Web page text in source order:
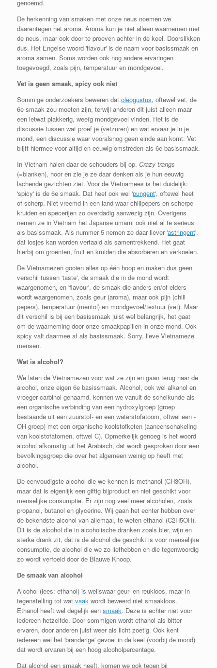
genoemd.
De herkenning van smaken met onze neus noemen we
daarentegen het aroma. Aroma kun je niet alleen waarnemen met
de neus, maar ook door te proeven achter in de keel. Doorslikken
dus. Het Engelse woord 'flavour' is de naam voor basissmaak en
aroma samen. Soms worden ook nog andere ervaringen
toegevoegd, zoals pijn, temperatuur en mondgevoel.
Vet is geen smaak, spicy ook niet
Sommige onderzoekers beweren dat oleogustus, oftewel vet, de
6e smaak zou moeten zijn, terwijl anderen dit juist alleen maar
een ietwat plakkerig, weeïg mondgevoel vinden. Het is de
discussie tussen wat proef je (vetzuren) en wat ervaar je in je
mond, een discussie waar vooralsnog geen einde aan komt. Vet
blijft hiermee voor altijd en eeuwig omstreden als 6e basissmaak.
In Vietnam halen daar de schouders bij op. Crazy trangs
(=blanken), hoor en zie je ze daar denken als je hun eeuwig
lachende gezichten ziet. Voor de Vietnamees is het duidelijk:
'spicy' is de 6e smaak. Dat heet ook wel 'pungent', oftewel heet
of scherp. Niet vreemd in een land waar chilipepers en scherpe
kruiden en specerijen zo overdadig aanwezig zijn. Overigens
nemen ze in Vietnam het Japanse umami ook niet al te serieus
als basissmaak. Als nummer 5 nemen ze daar liever 'astringent',
dat losjes kan worden vertaald als samentrekkend. Het gaat
hierbij om groenten, fruit en kruiden die absorberen en verkoelen.
De Vietnamezen gooien alles op één hoop en maken dus geen
verschil tussen 'taste', de smaak die in de mond wordt
waargenomen, en 'flavour', de smaak die anders en/of elders
wordt waargenomen, zoals geur (aroma), maar ook pijn (chili
pepers), temperatuur (mentol) en mondgevoel/textuur (vet). Maar
dit verschil is bij een basissmaak juist wel belangrijk, het gaat
om de waarneming door onze smaakpapillen in onze mond. Ook
spicy valt daarmee af als basissmaak. Sorry, lieve Vietnameze
mensen.
Wat is alcohol?
We laten de Vietnamezen voor wat ze zijn en gaan terug naar de
alcohol, onze eigen 6e basissmaak. Alcohol, ook wel alkanol en
vroeger carbinol genaamd, kennen we vanuit de scheikunde als
een organische verbinding van een hydroxylgroep (groep
bestaande uit een zuurstof- en een waterstofatoom, oftwel een -
OH-groep) met een organische koolstofketen (aaneenschakeling
van koolstofatomen, oftwel C). Opmerkelijk genoeg is het woord
alcohol afkomstig uit het Arabisch, dat wordt gesproken door een
bevolkingsgroep die over het algemeen weinig op heeft met
alcohol.
De eenvoudigste alcohol die we kennen is methanol (CH3OH),
maar dat is eigenlijk een giftig bijproduct en niet geschikt voor
menselijke consumptie. Er zijn nog veel meer alcoholen, zoals
propanol, butanol en glycerine. Wij gaan het echter hebben over
de bekendste alcohol van allemaal, te weten ethanol (C2H5OH).
Dit is de alcohol die in alcoholische dranken zoals bier, wijn en
sterke drank zit, dat is de alcohol die geschikt is voor menselijke
consumptie, de alcohol die we zo liefhebben en die tegenwoordig
zo wordt verfoeid door de Blauwe Knoop.
De smaak van alcohol
Alcohol (lees: ethanol) is weliswaar geur- en reukloos, maar in
tegenstelling tot wat vaak wordt beweerd niet smaakloos.
Ethanol heeft wel degelijk een smaak. Deze is echter niet voor
iedereen hetzelfde. Door sommigen wordt ethanol als bitter
ervaren, door anderen juist weer als licht zoetig. Ook kent
iedereen wel het 'branderige' gevoel in de keel (voorbij de mond)
dat wordt ervaren bij een hoog alcoholpercentage.
Dat alcohol een smaak heeft, komen we ook tegen bij